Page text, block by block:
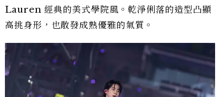
Lauren 經典的美式學院風。乾淨俐落的造型凸顯
高挑身形，也散發成熟優雅的氣質。